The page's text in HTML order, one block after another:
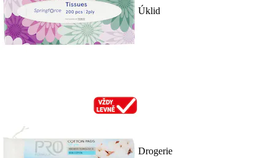
Úklid
Drogerie